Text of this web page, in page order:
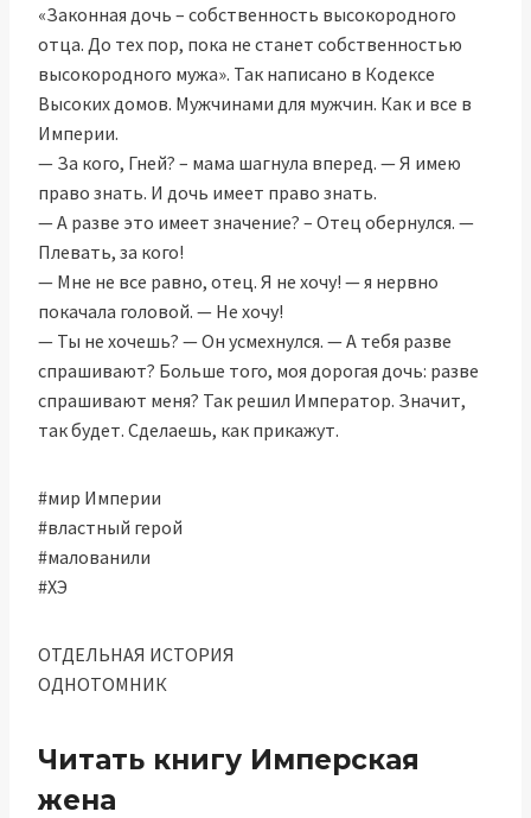
«Законная дочь – собственность высокородного
отца. До тех пор, пока не станет собственностью
высокородного мужа». Так написано в Кодексе
Высоких домов. Мужчинами для мужчин. Как и все в
Империи.
— За кого, Гней? – мама шагнула вперед. — Я имею
право знать. И дочь имеет право знать.
— А разве это имеет значение? – Отец обернулся. —
Плевать, за кого!
— Мне не все равно, отец. Я не хочу! — я нервно
покачала головой. — Не хочу!
— Ты не хочешь? — Он усмехнулся. — А тебя разве
спрашивают? Больше того, моя дорогая дочь: разве
спрашивают меня? Так решил Император. Значит,
так будет. Сделаешь, как прикажут.
#мир Империи
#властный герой
#малованили
#ХЭ
ОТДЕЛЬНАЯ ИСТОРИЯ
ОДНОТОМНИК
Читать книгу Имперская
жена